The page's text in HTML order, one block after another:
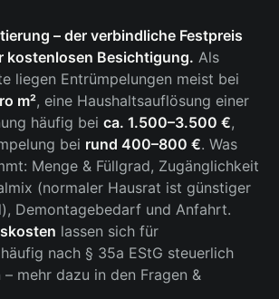
– der verbindliche Festpreis
kostenlosen Besichtigung. Als
liegen Entrümpelungen meist bei
m², eine Haushaltsauflösung einer
häufig bei ca. 1.500–3.500 €,
bei rund 400–800 €. Was
Menge & Füllgrad, Zugänglichkeit
(normaler Hausrat ist günstiger
Demontagebedarf und Anfahrt.
lassen sich für
nach § 35a EStG steuerlich
mehr dazu in den Fragen &